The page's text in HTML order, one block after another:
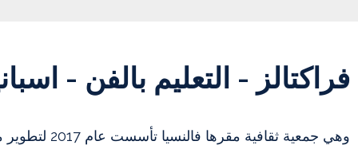
فراكتالز - التعليم بالفن -
وهي جمعية ثقافية